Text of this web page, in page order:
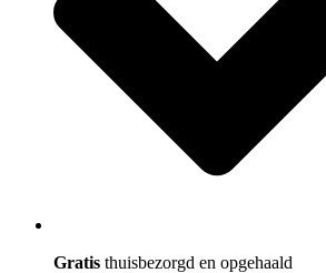
Gratis thuisbezorgd en opgehaald